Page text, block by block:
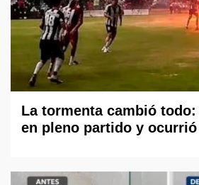
La tormenta cambió
en pleno partido y